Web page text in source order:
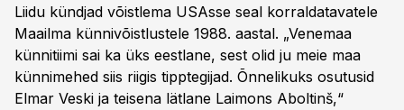
Liidu kündjad võistlema USAsse seal korraldatavatele
Maailma künnivõistlustele 1988. aastal. „Venemaa
künnitiimi sai ka üks eestlane, sest olid ju meie maa
künnimehed siis riigis tipptegijad. Õnnelikuks osutusid
Elmar Veski ja teisena lätlane Laimons Aboltinš,“